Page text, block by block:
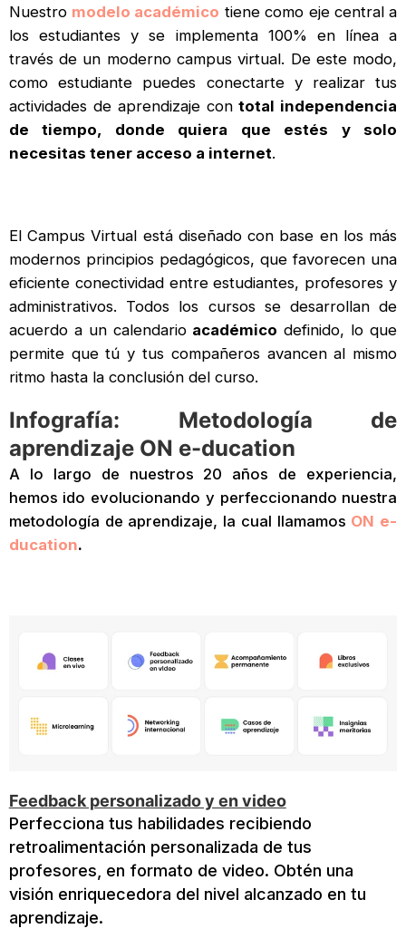
Nuestro modelo académico tiene como eje central a
los estudiantes y se implementa 100% en línea a
través de un moderno campus virtual. De este modo,
como estudiante puedes conectarte y realizar tus
actividades de aprendizaje con total independencia
de tiempo, donde quiera que estés y solo
necesitas tener acceso a internet.
El Campus Virtual está diseñado con base en los más
modernos principios pedagógicos, que favorecen una
eficiente conectividad entre estudiantes, profesores y
administrativos. Todos los cursos se desarrollan de
acuerdo a un calendario académico definido, lo que
permite que tú y tus compañeros avancen al mismo
ritmo hasta la conclusión del curso.
Infografía: Metodología de
aprendizaje ON e-ducation
A lo largo de nuestros 20 años de experiencia,
hemos ido evolucionando y perfeccionando nuestra
metodología de aprendizaje, la cual llamamos ON e-
ducation.
Feedback personalizado y en video
Perfecciona tus habilidades recibiendo
retroalimentación personalizada de tus
profesores, en formato de video. Obtén una
visión enriquecedora del nivel alcanzado en tu
aprendizaje.